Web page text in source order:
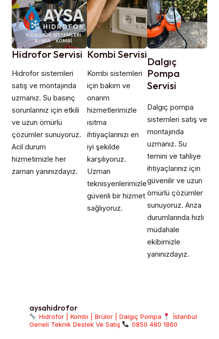
Hidrofor Servisi
Hidrofor sistemleri
satış ve montajında
uzmanız. Su basınç
sorunlarınız için etkili
ve uzun ömürlü
çözümler sunuyoruz.
Acil durum
hizmetimizle her
zaman yanınızdayız.
Kombi Servisi
Kombi sistemleri
için bakım ve
onarım
hizmetlerimizle
ısıtma
ihtiyaçlarınızı en
iyi şekilde
karşılıyoruz.
Uzman
teknisyenlerimizle
güvenli bir hizmet
sağlıyoruz.
Dalgıç
Pompa
Servisi
Dalgıç pompa
sistemleri satış ve
montajında
uzmanız. Su
temini ve tahliye
ihtiyaçlarınız için
güvenilir ve uzun
ömürlü çözümler
sunuyoruz. Arıza
durumlarında hızlı
müdahale
ekibimizle
yanınızdayız.
aysahidrofor
Hidrofor | Kombi | Brülör | Dalgıç Pompa
İstanbul
Geneli Teknik Destek Ve Satış
0850 480 1860